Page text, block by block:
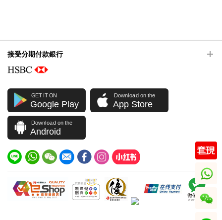
接受分期付款銀行
GET IT ON
Google Play
Download on the
App Store
Download on the
Android